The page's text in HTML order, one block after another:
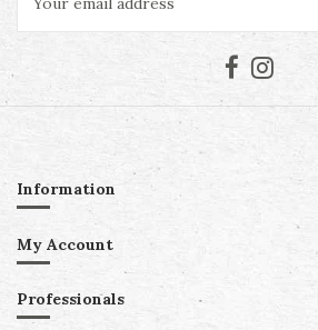
Information
My Account
Professionals